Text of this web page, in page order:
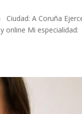
A Coruña
online Mi especialidad: